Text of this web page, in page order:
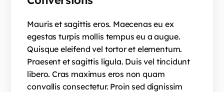
Mauris et sagittis eros. Maecenas eu ex
egestas turpis mollis tempus eu a augue.
Quisque eleifend vel tortor et elementum.
Praesent et sagittis ligula. Duis vel tincidunt
libero. Cras maximus eros non quam
convallis consectetur. Proin sed dignissim